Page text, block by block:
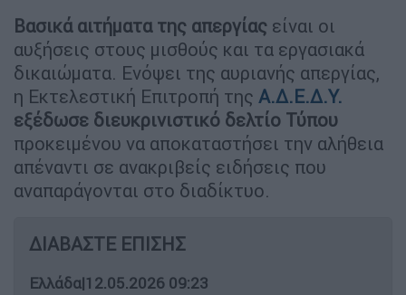
Βασικά αιτήματα της απεργίας είναι οι
αυξήσεις στους μισθούς και τα εργασιακά
δικαιώματα. Ενόψει της αυριανής απεργίας,
η Εκτελεστική Επιτροπή της Α.Δ.Ε.Δ.Υ.
εξέδωσε διευκρινιστικό δελτίο Τύπου
προκειμένου να αποκαταστήσει την αλήθεια
απέναντι σε ανακριβείς ειδήσεις που
αναπαράγονται στο διαδίκτυο.
ΔΙΑΒΑΣΤΕ ΕΠΙΣΗΣ
Ελλάδα|12.05.2026 09:23